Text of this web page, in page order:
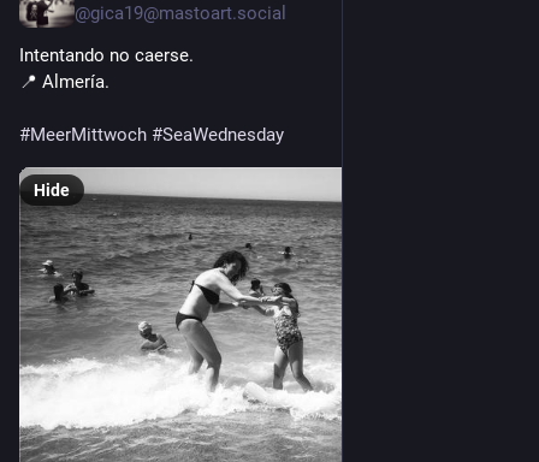
@gica19@mastoart.social
Intentando no caerse.
📍 Almería.
#MeerMittwoch #SeaWednesday
Hide